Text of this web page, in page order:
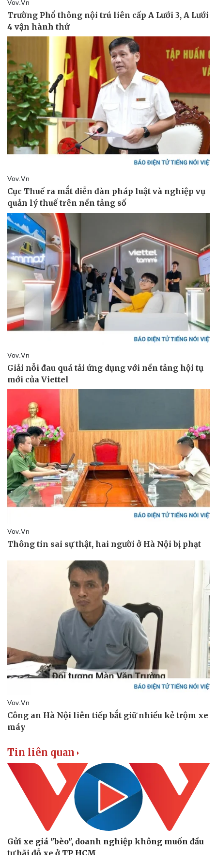
Bóng đá
Lịch thi đấu bóng đá
Thế giới thể thao
eSports
Hậu trường
Xe máy
Tư vấn
Tin liên quan
Gửi xe giá "bèo", doanh nghiệp không muốn đầu